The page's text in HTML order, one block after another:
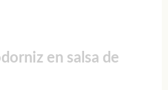
en salsa de